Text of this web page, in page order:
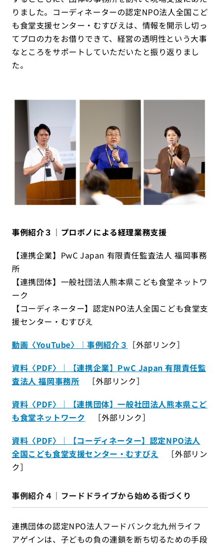
りました。コーディネーターの認定NPO法人全国こど
も食堂支援センター・むすびえは、情報を開示し切っ
てプロの力をお借りできて、経営の透明性という大事
なところをサポートしていただいたと振り返りまし
た。
事例紹介３｜プロボノによる経理業務支援
【連携企業】PwC Japan 有限責任監査法人 福岡事務
所
【連携団体】一般社団法人熊本県こども食堂ネットワ
ーク
【コーディネーター】認定NPO法人全国こども食堂支
援センター・むすびえ
動画〈YouTube〉｜事例紹介３ ［外部リンク］
資料〈PDF〉｜【連携企業】PwC Japan 有限責任監
査法人 福岡事務所 ［外部リンク］
資料〈PDF〉｜【連携団体】一般社団法人熊本県こど
も食堂ネットワーク ［外部リンク］
資料〈PDF〉｜【コーディネーター】認定NPO法人
全国こども食堂支援センター・むすびえ ［外部リン
ク］
事例紹介４｜フードドライブから始める街づくり
連携団体の認定NPO法人フードバンク北九州ライフ
アゲインは、子どもの負の連鎖を断ち切るための手段